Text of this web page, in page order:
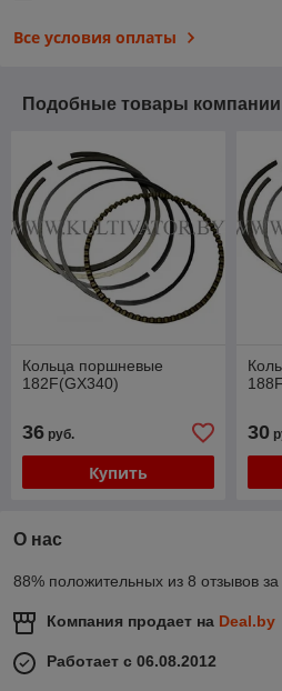
Все условия оплаты
Подобные товары компании
Кольца поршневые
182F(GX340)
36 руб.
Купить
30
О нас
88% положительных из 8 отзывов за
Компания продает на Deal.by
Работает с 06.08.2012